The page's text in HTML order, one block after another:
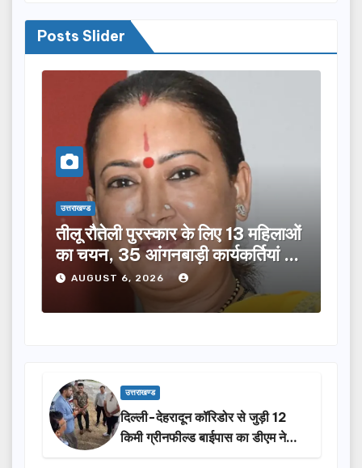
Posts Slider
उत्तराखण्ड
तीलू रौतेली पुरस्कार के लिए 13 महिलाओं
का चयन, 35 आंगनबाड़ी कार्यकर्तियां भी
होंगी सम्मानित…
AUGUST 6, 2026
उत्तराखण्ड
दिल्ली-देहरादून कॉरिडोर से जुड़ी 12
किमी ग्रीनफील्ड बाईपास का डीएम ने
किया निरीक्षण…